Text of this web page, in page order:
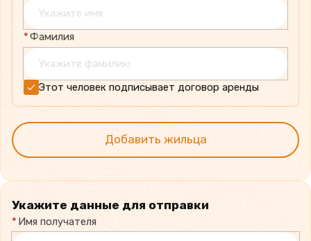
*Фамилия
Этот человек подписывает договор аренды
Добавить жильца
Укажите данные для отправки
* Имя получателя